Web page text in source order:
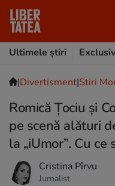
Ultimele știri
Exclusiv
|Divertisment|Stiri
Romică Țociu și
pe scenă alături
la „iUmor”. Cu
Cristina Pîrvu
Jurnalist